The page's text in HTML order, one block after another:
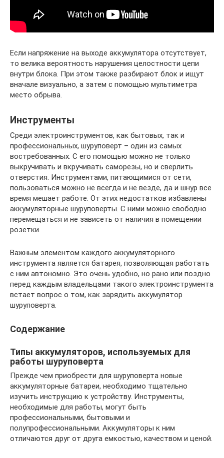
Если напряжение на выходе аккумулятора отсутствует,
то велика вероятность нарушения целостности цепи
внутри блока. При этом также разбирают блок и ищут
вначале визуально, а затем с помощью мультиметра
место обрыва.
Инструменты
Среди электроинструментов, как бытовых, так и
профессиональных, шуруповерт – один из самых
востребованных. С его помощью можно не только
выкручивать и вкручивать саморезы, но и сверлить
отверстия. Инструментами, питающимися от сети,
пользоваться можно не всегда и не везде, да и шнур все
время мешает работе. От этих недостатков избавлены
аккумуляторные шуруповерты. С ними можно свободно
перемещаться и не зависеть от наличия в помещении
розетки.
Важным элементом каждого аккумуляторного
инструмента является батарея, позволяющая работать
с ним автономно. Это очень удобно, но рано или поздно
перед каждым владельцами такого электроинструмента
встает вопрос о том, как зарядить аккумулятор
шуруповерта.
Содержание
Типы аккумуляторов, используемых для
работы шуруповерта
Прежде чем приобрести для шуруповерта новые
аккумуляторные батареи, необходимо тщательно
изучить инструкцию к устройству. Инструменты,
необходимые для работы, могут быть
профессиональными, бытовыми и
полупрофессиональными. Аккумуляторы к ним
отличаются друг от друга емкостью, качеством и ценой.